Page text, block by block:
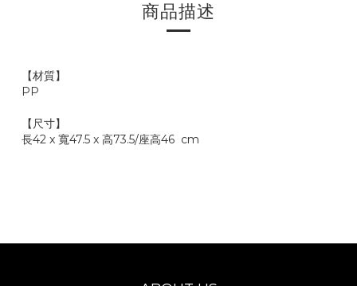
商品描述
【材質】
PP
【尺寸】
長42 x 寬47.5 x 高73.5/座高46 cm